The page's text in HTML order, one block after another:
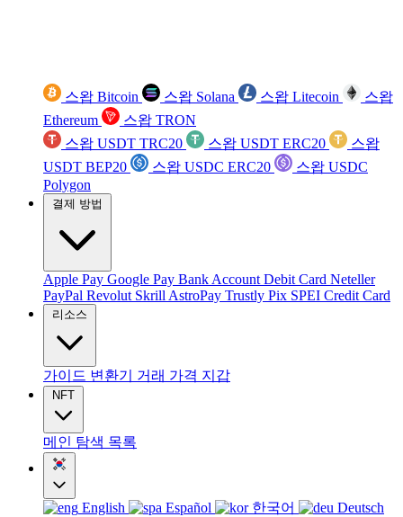
스왑 Bitcoin 스왑 Solana 스왑 Litecoin
스왑
Ethereum
스왑 TRON
스왑 USDT TRC20
스왑 USDT ERC20
스왑
USDT BEP20
스왑 USDC ERC20
스왑 USDC
Polygon
결제 방법
Apple Pay Google Pay Bank Account Debit Card Neteller
PayPal Revolut Skrill AstroPay Trustly Pix SPEI Credit Card
리소스
가이드 변환기 거래 가격 지갑
NFT
메인 탐색 목록
English Español 한국어
Deutsch